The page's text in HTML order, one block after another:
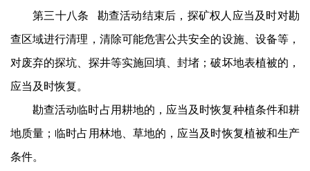
第三十八条 勘查活动结束后，探矿权人应当及时对勘
查区域进行清理，清除可能危害公共安全的设施、设备等，
对废弃的探坑、探井等实施回填、封堵；破坏地表植被的，
应当及时恢复。
勘查活动临时占用耕地的，应当及时恢复种植条件和耕
地质量；临时占用林地、草地的，应当及时恢复植被和生产
条件。